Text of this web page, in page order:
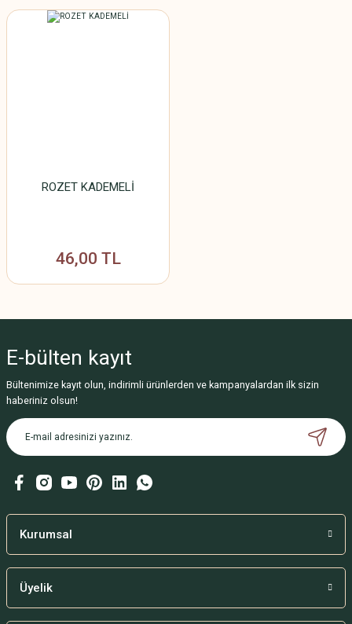
ROZET KADEMELİ
46,00 TL
E-bülten kayıt
Bültenimize kayıt olun, indirimli ürünlerden ve kampanyalardan ilk sizin
haberiniz olsun!
Kurumsal
Üyelik